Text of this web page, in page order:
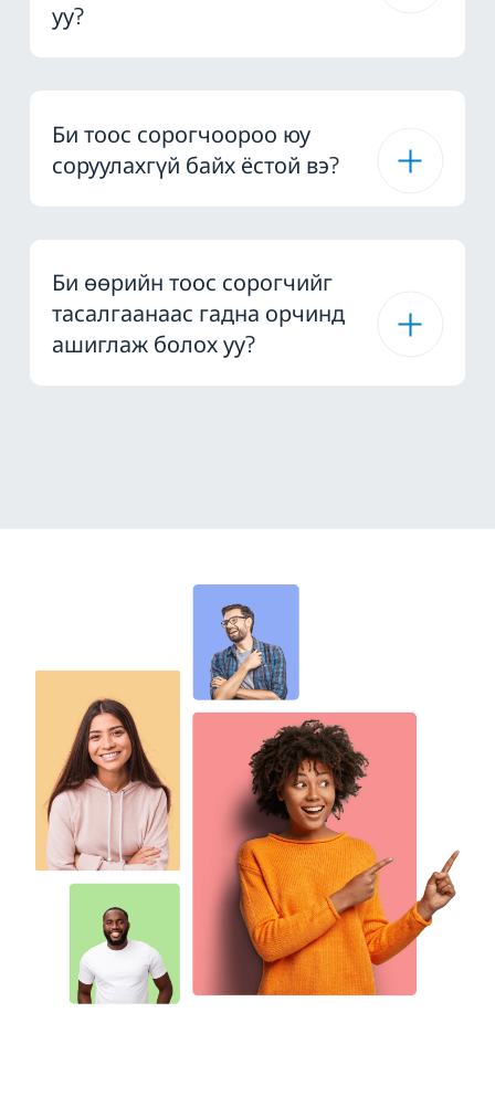
уу?
Би тоос сорогчоороо юу
соруулахгүй байх ёстой вэ?
Би өөрийн тоос сорогчийг
тасалгаанаас гадна орчинд
ашиглаж болох уу?